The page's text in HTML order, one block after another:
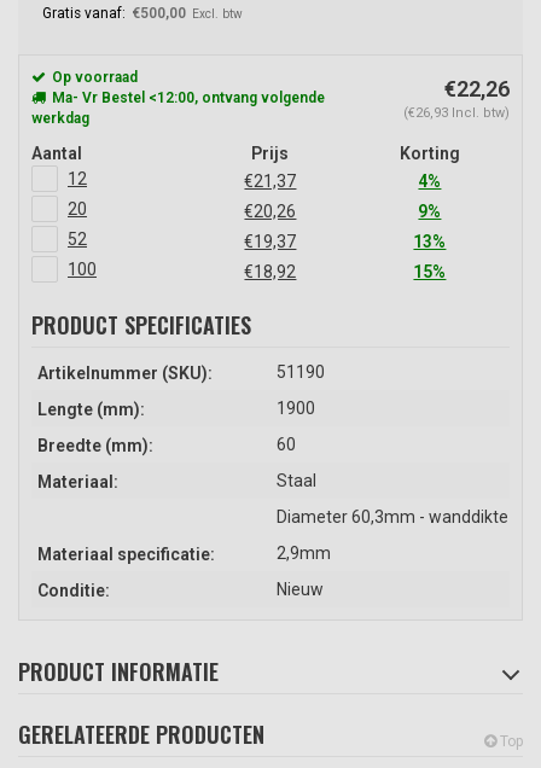
Gratis vanaf: €500,00 Excl. btw
Op voorraad
Ma- Vr Bestel <12:00, ontvang volgende
werkdag
€22,26
(€26,93 Incl. btw)
Aantal Prijs
Korting
12
€21,37
4%
20
€20,26
9%
52
€19,37
13%
100
€18,92 15%
PRODUCT SPECIFICATIES
Artikelnummer (SKU):
51190
Lengte (mm):
1900
Breedte (mm):
60
Materiaal:
Staal
Materiaal specificatie:
Diameter 60,3mm - wanddikte
2,9mm
Conditie:
Nieuw
PRODUCT INFORMATIE
GERELATEERDE PRODUCTEN
Top